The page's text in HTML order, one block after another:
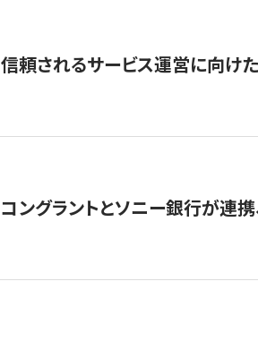
信頼されるサービス運営に向け
コングラントとソニー銀行が連